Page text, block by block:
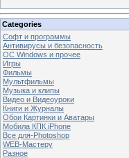
Categories
Софт и программы
Антивирусы и безопасность
OC Windows и прочее
Игры
Фильмы
Мультфильмы
Музыка и клипы
Видео и Видеоуроки
Книги и Журналы
Обои Картинки и Аватары
Мобила КПК iPhone
Все для-Photoshop
WEB-Мастеру
Разное